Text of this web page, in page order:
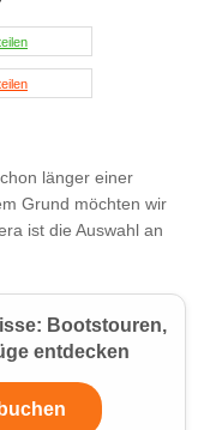
länger einer
Grund möchten wir
ist die Auswahl an
Bootstouren,
entdecken